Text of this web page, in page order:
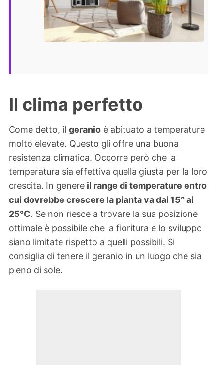
Il clima perfetto
Come detto, il geranio è abituato a temperature
molto elevate. Questo gli offre una buona
resistenza climatica. Occorre però che la
temperatura sia effettiva quella giusta per la loro
crescita. In genere il range di temperature entro
cui dovrebbe crescere la pianta va dai 15° ai
25°C. Se non riesce a trovare la sua posizione
ottimale è possibile che la fioritura e lo sviluppo
siano limitate rispetto a quelli possibili. Si
consiglia di tenere il geranio in un luogo che sia
pieno di sole.